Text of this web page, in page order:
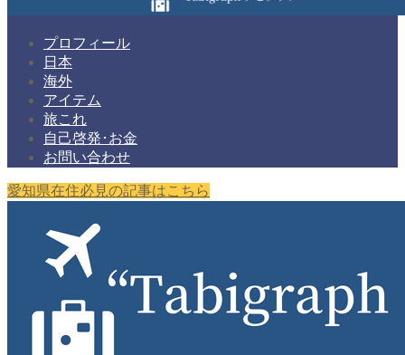
プロフィール
日本
海外
アイテム
旅これ
自己啓発･お金
お問い合わせ
愛知県在住必見の記事はこちら